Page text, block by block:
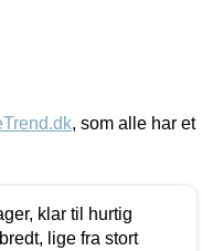
, som alle har et
klar til hurtig
lige fra stort